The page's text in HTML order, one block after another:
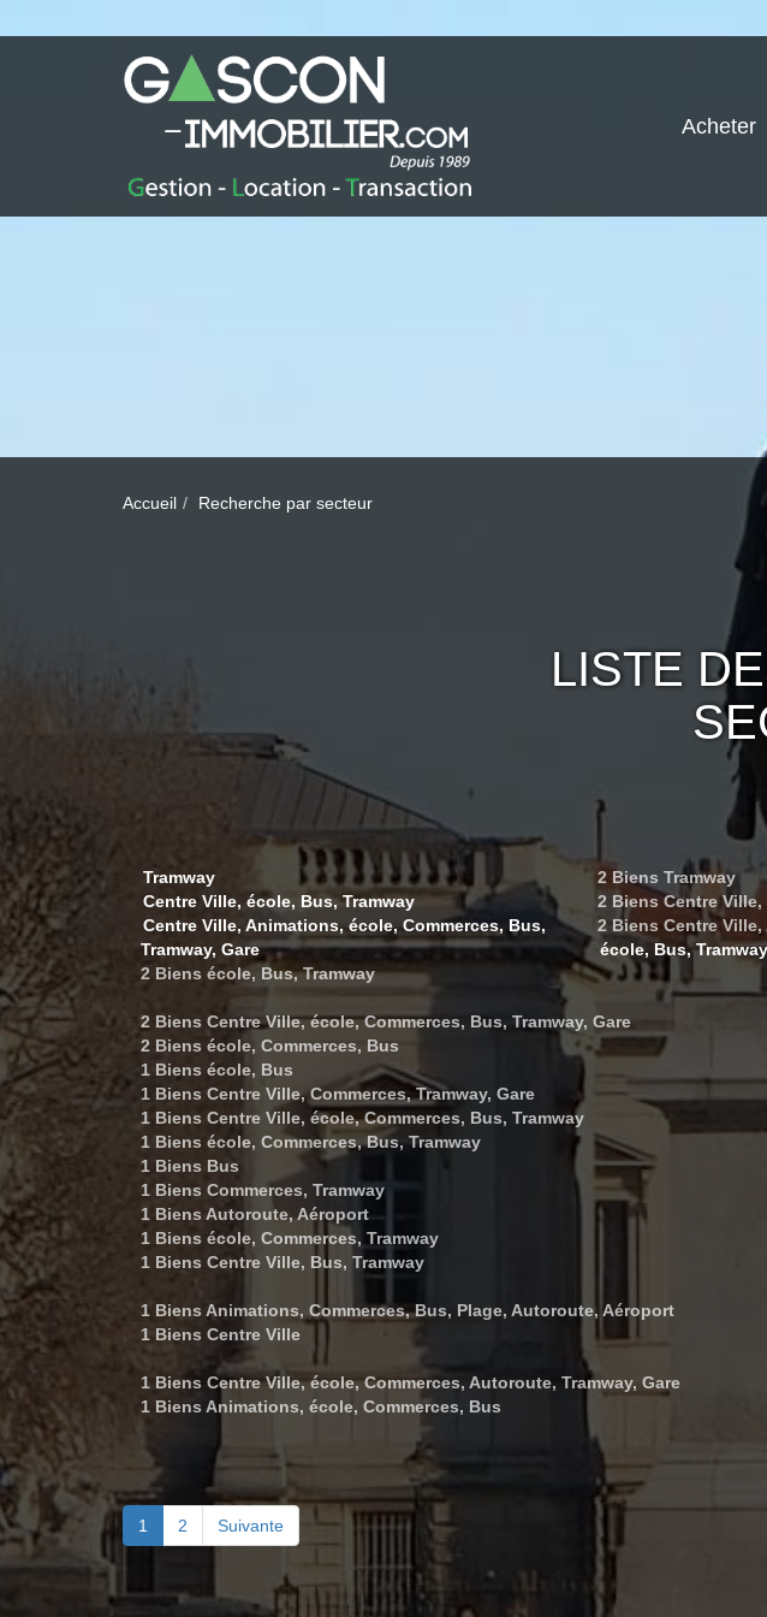
Acheter
Accueil Recherche par secteur
LISTE
Tramway
2 Biens Tramway
Centre Ville, école, Bus, Tramway
2 Biens Centre
Centre Ville, Animations, école, Commerces, Bus,
Tramway, Gare
2 Biens Centre
école, Bus, Tramway
2 Biens école, Bus, Tramway
2 Biens Centre Ville, école, Commerces, Bus, Tramway, Gare
2 Biens école, Commerces, Bus
1 Biens école, Bus
1 Biens Centre Ville, Commerces, Tramway, Gare
1 Biens Centre Ville, école, Commerces, Bus, Tramway
1 Biens école, Commerces, Bus, Tramway
1 Biens Bus
1 Biens Commerces, Tramway
1 Biens Autoroute, Aéroport
1 Biens école, Commerces, Tramway
1 Biens Centre Ville, Bus, Tramway
1 Biens Animations, Commerces, Bus, Plage, Autoroute, Aéroport
1 Biens Centre Ville
1 Biens Centre Ville, école, Commerces, Autoroute, Tramway, Gare
1 Biens Animations, école, Commerces, Bus
1 2 Suivante